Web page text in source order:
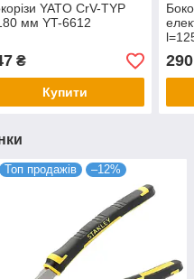
YATO CrV-TYP
мм YT-6612
₴
Купити
290
Топ продажів –12%